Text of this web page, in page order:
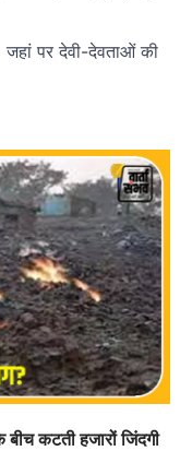
पर देवी-देवताओं की
कटती हजारों जिंदगी